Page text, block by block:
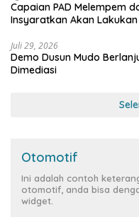
Capaian PAD Melempem
Insyaratkan Akan
Juli 29, 2026
Demo Dusun Mudo
Dimediasi
Otomotif
Ini adalah contoh
otomotif, anda bisa
widget.